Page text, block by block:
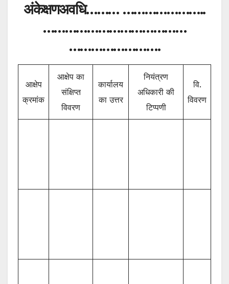
अंकेक्षणअवधि……… …………………..
…………………………………
…………………….
आक्षेप
क्रमांक
आक्षेप का
संक्षिप्त
विवरण
कार्यालय
का उत्तर
नियंत्रण
अधिकारी की
टिप्पणी
वि.
विवरण